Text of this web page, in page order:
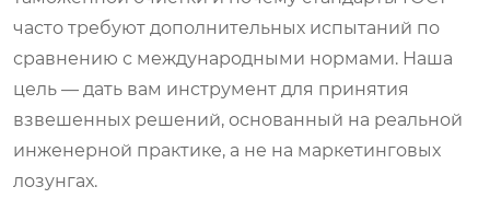
часто требуют дополнительных испытаний по
сравнению с международными нормами. Наша
цель — дать вам инструмент для принятия
взвешенных решений, основанный на реальной
инженерной практике, а не на маркетинговых
лозунгах.